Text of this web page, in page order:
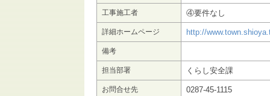
工事施工者 ④要件なし
詳細ホームページ http://
備考
担当部署 くらし安全課
お問合せ先 0287-45-1115